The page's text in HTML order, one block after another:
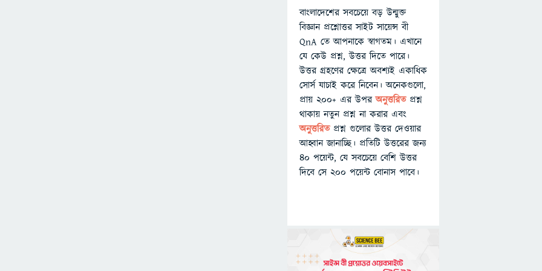
বাংলাদেশের সবচেয়ে বড় উন্মুক্ত
বিজ্ঞান প্রশ্নোত্তর সাইট সায়েন্স বী
QnA তে আপনাকে স্বাগতম। এখানে
যে কেউ প্রশ্ন, উত্তর দিতে পারে।
উত্তর গ্রহণের ক্ষেত্রে অবশ্যই একাধিক
সোর্স যাচাই করে নিবেন। অনেকগুলো,
প্রায় ২০০+ এর উপরঅনুত্তরিতপ্রশ্ন
থাকায় নতুন প্রশ্ন না করার এবং
অনুত্তরিত প্রশ্ন গুলোর উত্তর দেওয়ার
আহ্বান জানাচ্ছি। প্রতিটি উত্তরের জন্য
৪০ পয়েন্ট, যে সবচেয়ে বেশি উত্তর
দিবে সে ২০০ পয়েন্ট বোনাস পাবে।